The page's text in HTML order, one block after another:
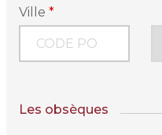
Ville*
Les obsèques